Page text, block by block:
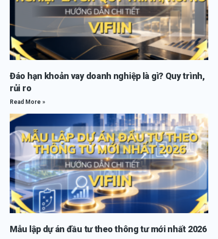
Đáo hạn khoản vay doanh nghiệp là gì? Quy trình,
rủi ro
Read More »
Mẫu lập dự án đầu tư theo thông tư mới nhất 2026